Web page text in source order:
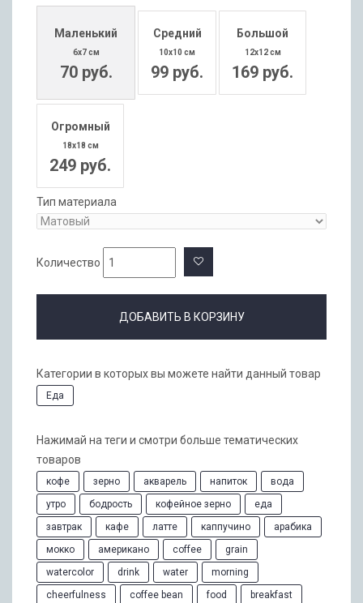
Маленький
6x7 см
70 руб.
Средний
10x10 см
99 руб.
Большой
12x12 см
169 руб.
Огромный
18x18 см
249 руб.
Тип материала
Количество
ДОБАВИТЬ В КОРЗИНУ
Категории в которых вы можете найти данный товар
Еда
Нажимай на теги и смотри больше тематических
товаров
кофе зерно акварель напиток
вода
утро
бодрость кофейное зерно
еда
завтрак
кафе латте каппучино
арабика
мокко
американо coffee
grain
watercolor
drink water
morning
cheerfulness
coffee bean food breakfast